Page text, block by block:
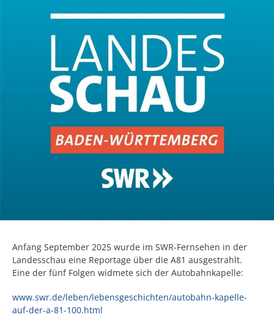
Anfang September 2025 wurde im SWR-Fernsehen in der
Landesschau eine Reportage über die A81 ausgestrahlt.
Eine der fünf Folgen widmete sich der Autobahnkapelle:
www.swr.de/leben/lebensgeschichten/autobahn-kapelle-
auf-der-a-81-100.html